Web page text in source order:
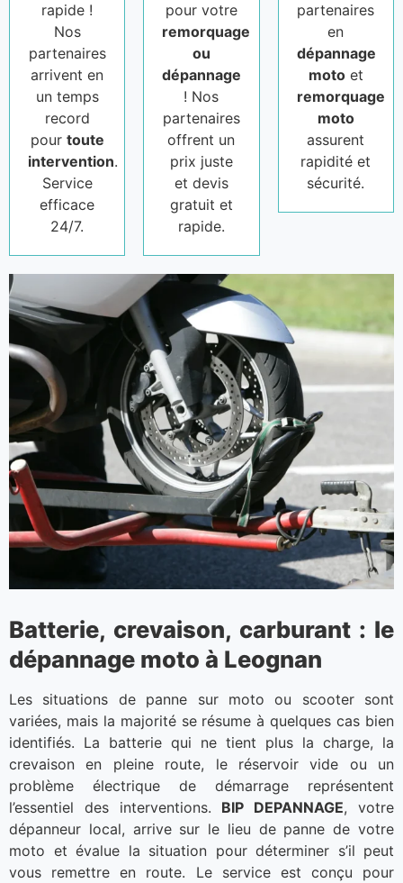
rapide !
Nos
partenaires
arrivent en
un temps
record
pour toute
intervention.
Service
efficace
24/7.
pour votre
remorquage
ou
dépannage
! Nos
partenaires
offrent un
prix juste
et devis
gratuit et
rapide.
partenaires
en
dépannage
motoet
remorquage
moto
assurent
rapidité et
sécurité.
Batterie, crevaison, carburant : le
dépannage moto à Leognan
Les situations de panne sur moto ou scooter sont
variées, mais la majorité se résume à quelques cas bien
identifiés. La batterie qui ne tient plus la charge, la
crevaison en pleine route, le réservoir vide ou un
problème électrique de démarrage représentent
l’essentiel des interventions. BIP DEPANNAGE, votre
dépanneur local, arrive sur le lieu de panne de votre
moto et évalue la situation pour déterminer s’il peut
vous remettre en route. Le service est conçu pour